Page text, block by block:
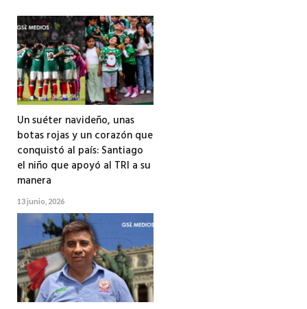
Un suéter navideño, unas
botas rojas y un corazón que
conquistó al país: Santiago
el niño que apoyó al TRI a su
manera
13 junio, 2026